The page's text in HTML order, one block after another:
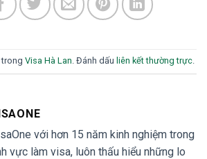
Visa Hà Lan. Đánh dấu liên kết thường trực.
với hơn 15 năm kinh nghiệm trong
vực làm visa, luôn thấu hiểu những lo